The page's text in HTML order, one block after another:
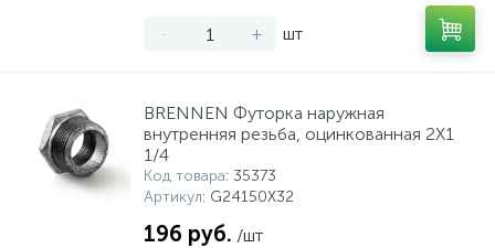
- + шт
BRENNEN Футорка наружная
внутренняя резьба, оцинкованная 2X1
1/4
Код товара: 35373
Артикул: G24150X32
196 руб. /шт